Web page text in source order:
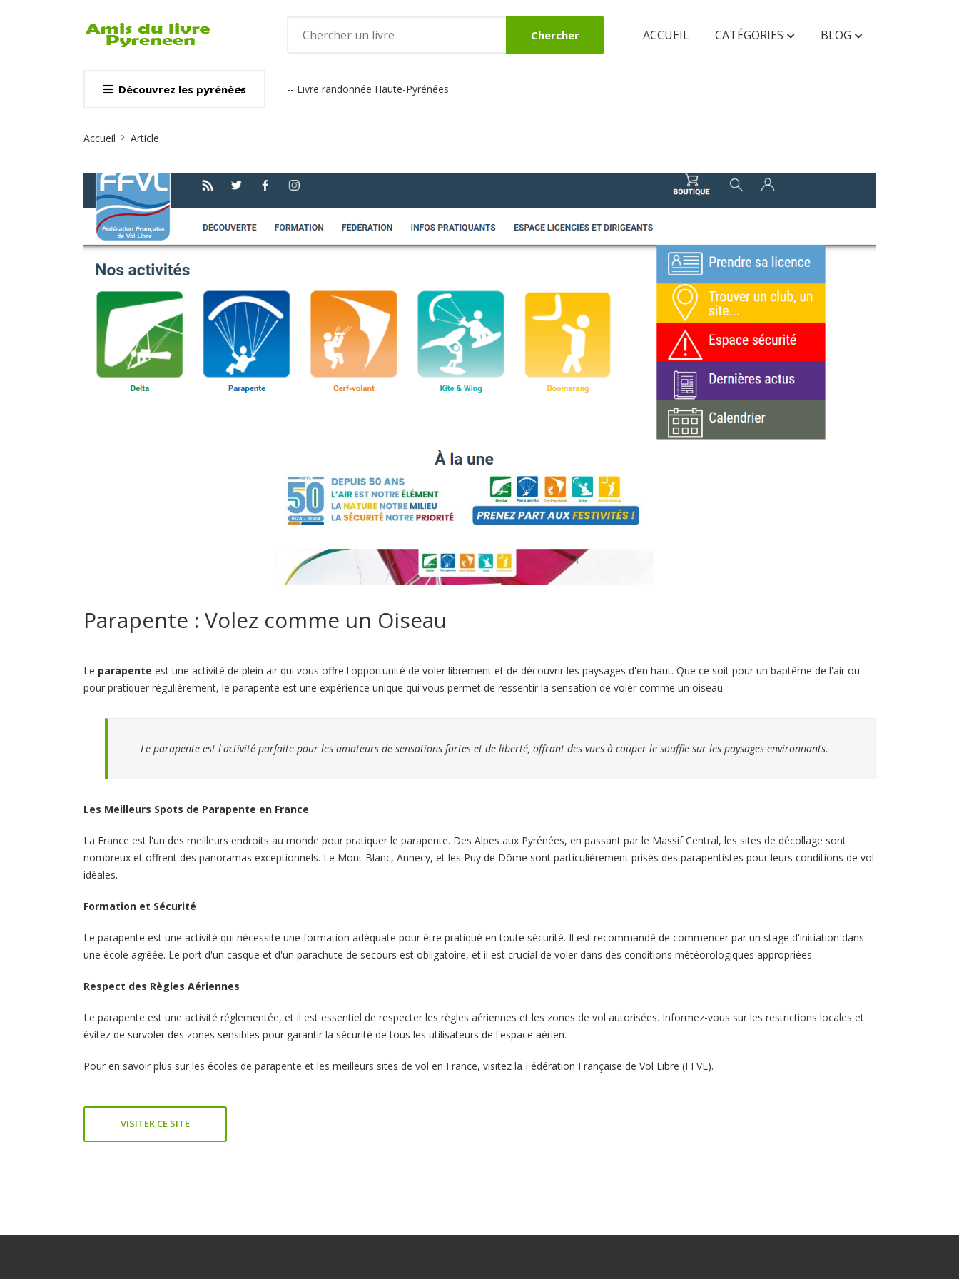
Chercher ACCUEIL CATÉGORIES
CARTE & GUIDES BEAUX LIVRES
BLOG
Découvrez les pyrénées -- Livre randonnée Haute-Pyrénées
Accueil Article
Parapente : Volez comme un Oiseau
Le parapente est une activité de plein air qui vous offre l'opportunité de voler librement et de découvrir les paysages d'en haut. Que ce soit pour un baptême de l'air ou
pour pratiquer régulièrement, le parapente est une expérience unique qui vous permet de ressentir la sensation de voler comme un oiseau.
Le parapente est l'activité parfaite pour les amateurs de sensations fortes et de liberté, offrant des vues à couper le souffle sur les paysages environnants.
Les Meilleurs Spots de Parapente en France
La France est l'un des meilleurs endroits au monde pour pratiquer le parapente. Des Alpes aux Pyrénées, en passant par le Massif Central, les sites de décollage sont
nombreux et offrent des panoramas exceptionnels. Le Mont Blanc, Annecy, et les Puy de Dôme sont particulièrement prisés des parapentistes pour leurs conditions de vol
idéales.
Formation et Sécurité
Le parapente est une activité qui nécessite une formation adéquate pour être pratiqué en toute sécurité. Il est recommandé de commencer par un stage d'initiation dans
une école agréée. Le port d'un casque et d'un parachute de secours est obligatoire, et il est crucial de voler dans des conditions météorologiques appropriées.
Respect des Règles Aériennes
Le parapente est une activité réglementée, et il est essentiel de respecter les règles aériennes et les zones de vol autorisées. Informez-vous sur les restrictions locales et
évitez de survoler des zones sensibles pour garantir la sécurité de tous les utilisateurs de l'espace aérien.
Pour en savoir plus sur les écoles de parapente et les meilleurs sites de vol en France, visitez la Fédération Française de Vol Libre (FFVL).
VISITER CE SITE